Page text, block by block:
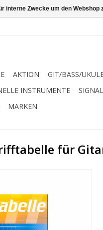
AKTION GIT/BASS/
INSTRUMENTE
MARKEN
für
interne Zwecke um den